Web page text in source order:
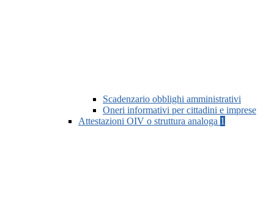
Scadenzario obblighi amministrativi
Oneri informativi per cittadini e imprese
Attestazioni OIV o struttura analoga 1